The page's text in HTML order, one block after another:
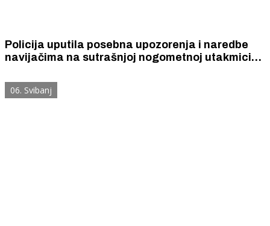
Policija uputila posebna upozorenja i naredbe
navijačima na sutrašnjoj nogometnoj utakmici
06. Svibanj